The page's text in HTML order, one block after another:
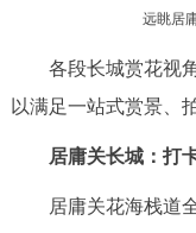
ENGLISH
ESPAÑOL
远眺居
各段长城赏花视角
以满足一站式赏景、
居庸关长城：打
居庸关花海栈道全